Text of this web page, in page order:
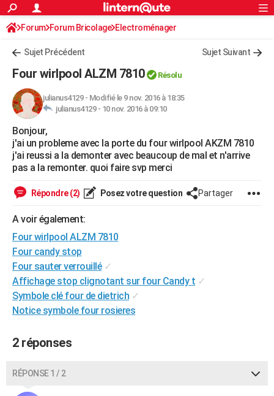
ACTUALITÉS
Politique
Société
Faits Divers
Education
Monde
Villes
+
FINANCE
Retraite
Impôts
Epargne
Immobilier
Risques naturels par ville
Banque
Assurance
Crédit
AUTO
Essais
Réserver un essai
Citadines
Berlines
SUV
Forum auto
+HIGH-TECH
Mobiles
Meilleur smartphone
Internet
Ordinateurs
Jeux vidéo
Guide high-tech
+BRICOLAGE
Forum
Aménagement intérieur
Extérieur
Cuisine
Salle de bains
Jardinage
Rangement
WEEK-END
LIFESTYLE
Art de vivre
Bien-être
Loisirs
Mode
Modes de vie
SANTE
Alimentation
Guide de la santé
Maladies
Médicaments
Sommeil
VOYAGE
Destinations
City break
Voyage nature
Voyage de noces
Forum
Climat
+PHOTO
GUIDES D'ACHAT
BONS PLANS
S'inscrire
Connexion
Forum Forum Bricolage Electroménager
Sujet Précédent Sujet Suivant
Four wirlpool ALZM 7810 Résolu
julianus4129- Modifié le 9 nov. 2016 à 18:35
julianus4129 - 10 nov. 2016 à 09:10
Bonjour,
j'ai un probleme avec la porte du four wirlpool AKZM 7810
j'ai reussi a la demonter avec beaucoup de mal et n'arrive
pas a la remonter. quoi faire svp merci
Répondre (2) Posez votre question Partager
A voir également:
Four wirlpool ALZM 7810
Four candy stop
Four sauter verrouillé ✓
Affichage stop clignotant sur four Candy t ✓
Symbole clé four de dietrich ✓
Notice symbole four rosieres
2 réponses
RÉPONSE 1 / 2